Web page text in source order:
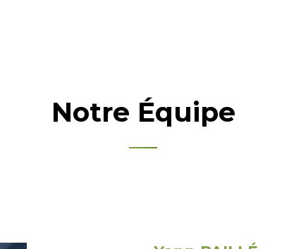
Notre Équipe